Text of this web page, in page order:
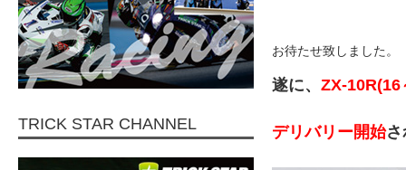
お待たせ致しました。
遂に、 ZX-10R(16
デリバリー開始さ
TRICK STAR CHANNEL